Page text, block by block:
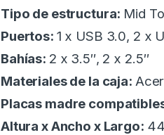
Tipo de estructura: Mid
Puertos: 1 x USB 3.0, 2 x
Bahías: 2 x 3.5″, 2 x 2.5″
Materiales de la caja:
Placas madre
Altura x Ancho x Largo: